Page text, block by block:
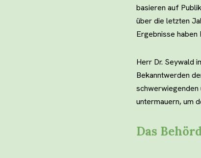
basieren auf
über die letzten
Ergebnisse haben
Herr Dr. Seywald
Bekanntwerden
schwerwiegenden
untermauern, um
Das